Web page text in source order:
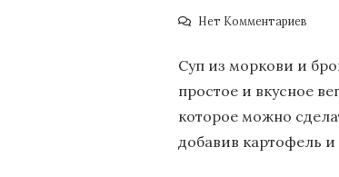
Нет Комментариев
Суп из моркови и
простое и вкусное
которое можно
добавив картофель